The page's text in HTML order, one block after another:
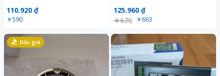
見やすい 乾電池 熱中症対策 乾燥対
策 インフルエンザ対策 赤ちゃん ペ
シンプル コンパクト
110.920 ₫
￥590
アラーム付 卓上 壁掛け 置時計
室内 赤ちゃん 正確 湿度 温度
しゃれ 壁 コンパクト
125.960 ₫
￥670
￥663
Đấu giá